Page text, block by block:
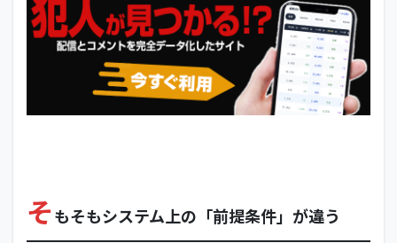
そもそもシステム上の「前提条件」が違う